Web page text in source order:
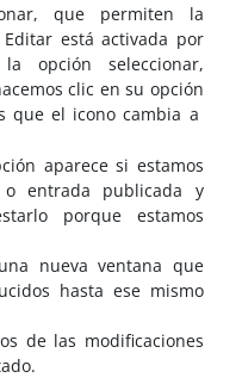
que permiten la
está activada por
opción seleccionar,
clic en su opción
que el icono cambia a
aparece si estamos
entrada publicada y
porque estamos
nueva ventana que
hasta ese mismo
de las modificaciones